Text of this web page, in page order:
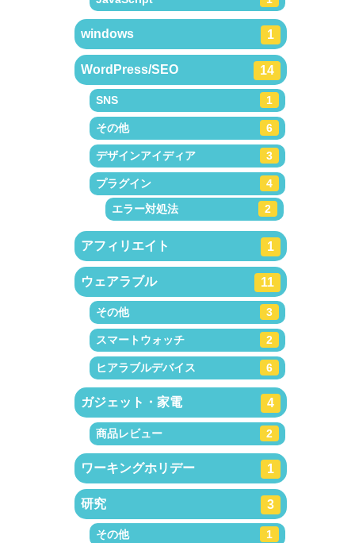
windows 1
WordPress/SEO 14
SNS 1
その他 6
デザインアイディア 3
プラグイン
4
エラー対処法
2
アフィリエイト 1
ウェアラブル 11
その他 3
スマートウォッチ 2
ヒアラブルデバイス 6
ガジェット・家電 4
商品レビュー 2
ワーキングホリデー 1
研究 3
その他 1